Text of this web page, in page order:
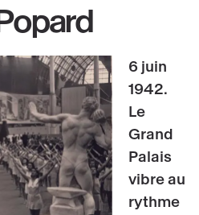
6 juin
1942.
Le
Grand
Palais
vibre au
rythme